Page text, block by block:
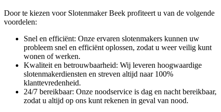
Door te kiezen voor Slotenmaker Beek profiteert u van de volgende
voordelen:
Snel en efficiënt: Onze ervaren slotenmakers kunnen uw
probleem snel en efficiënt oplossen, zodat u weer veilig kunt
wonen of werken.
Kwaliteit en betrouwbaarheid: Wij leveren hoogwaardige
slotenmakerdiensten en streven altijd naar 100%
klanttevredenheid.
24/7 bereikbaar: Onze noodservice is dag en nacht bereikbaar,
zodat u altijd op ons kunt rekenen in geval van nood.